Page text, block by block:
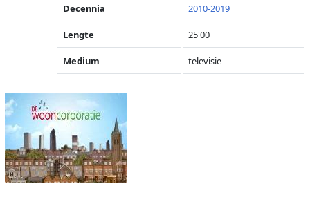
Decennia 2010-2019
Lengte 25'00
Medium televisie